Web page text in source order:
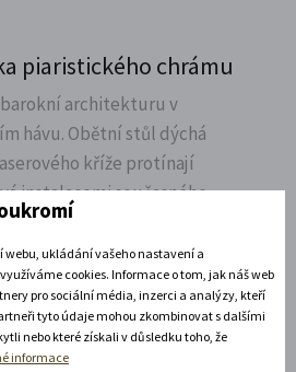
piaristického chrámu
architekturu v
hávu. Obětní stůl dýchá
kříže protínají
instalacemi současného
si další akce
ukládání vašeho nastavení a
cookies. Informace o tom, jak náš web
pro sociální média, inzerci a analýzy, kteří
tyto údaje mohou zkombinovat s dalšími
nebo které získali v důsledku toho, že
informace